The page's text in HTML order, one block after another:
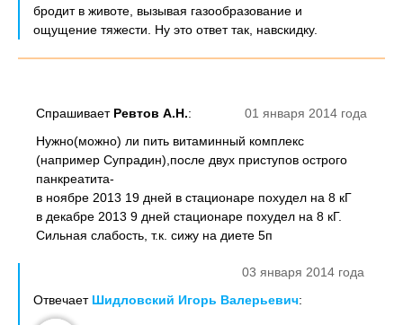
бродит в животе, вызывая газообразование и
ощущение тяжести. Ну это ответ так, навскидку.
01 января 2014 года
Спрашивает Ревтов А.Н.:
Нужно(можно) ли пить витаминный комплекс
(например Супрадин),после двух приступов острого
панкреатита-
в ноябре 2013 19 дней в стационаре похудел на 8 кГ
в декабре 2013 9 дней стационаре похудел на 8 кГ.
Сильная слабость, т.к. сижу на диете 5п
03 января 2014 года
Отвечает Шидловский Игорь Валерьевич: